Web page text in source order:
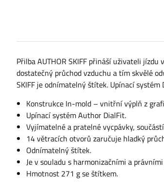
Přilba AUTHOR SKIFF přináší uživateli
dostatečný průchod vzduchu a tím skvělé
SKIFF je odnímatelný štítek. Upínací
Konstrukce In-mold – vnitřní výplň z
Upínací systém Author DialFit.
Vyjímatelné a pratelné vycpávky,
14 větracích otvorů zaručuje hladký
Odnímatelný štítek.
Je v souladu s harmonizačními a
Hmotnost 271 g se štítkem.